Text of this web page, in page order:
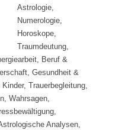
Astrologie,
Numerologie,
Horoskope,
Traumdeutung,
Beruf &
Gesundheit &
Trauerbegleitung,
Wahrsagen,
Analysen,